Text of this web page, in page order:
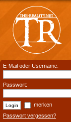
E-Mail oder Username:
Passwort:
merken
Passwort vergessen?